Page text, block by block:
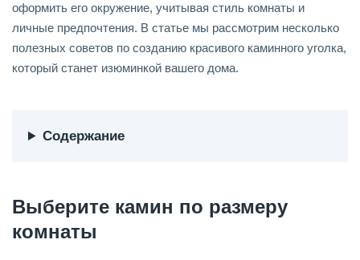
оформить его окружение, учитывая стиль комнаты и
личные предпочтения. В статье мы рассмотрим несколько
полезных советов по созданию красивого каминного уголка,
который станет изюминкой вашего дома.
Содержание
Выберите камин по размеру
комнаты